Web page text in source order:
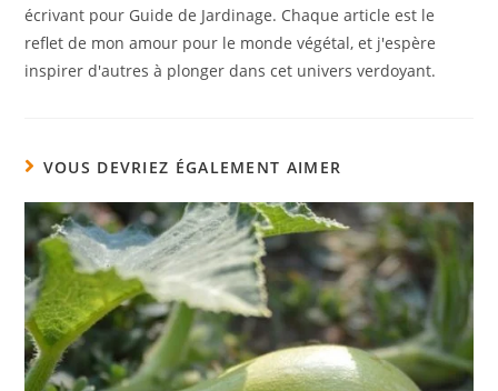
écrivant pour Guide de Jardinage. Chaque article est le
reflet de mon amour pour le monde végétal, et j'espère
inspirer d'autres à plonger dans cet univers verdoyant.
VOUS DEVRIEZ ÉGALEMENT AIMER